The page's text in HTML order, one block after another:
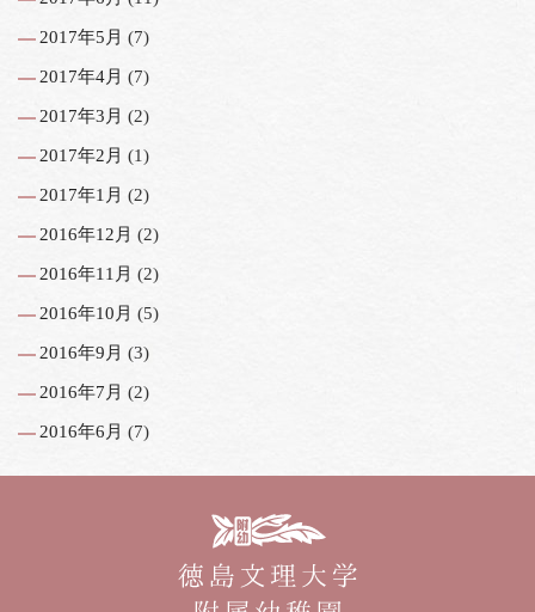
2017年5月 (7)
2017年4月 (7)
2017年3月 (2)
2017年2月 (1)
2017年1月 (2)
2016年12月 (2)
2016年11月 (2)
2016年10月 (5)
2016年9月 (3)
2016年7月 (2)
2016年6月 (7)